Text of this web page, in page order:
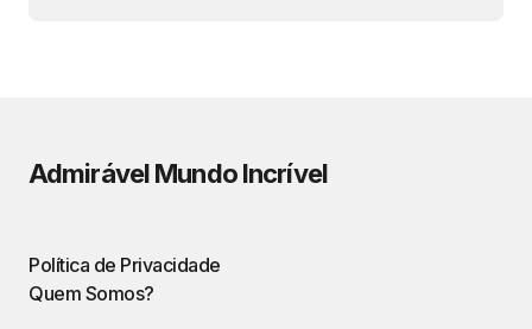
Admirável Mundo Incrível
Política de Privacidade
Quem Somos?